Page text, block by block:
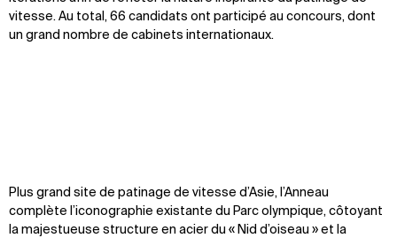
vitesse. Au total, 66 candidats ont participé au concours, dont
un grand nombre de cabinets internationaux.
Plus grand site de patinage de vitesse d’Asie, l’Anneau
complète l’iconographie existante du Parc olympique, côtoyant
la majestueuse structure en acier du « Nid d’oiseau » et la